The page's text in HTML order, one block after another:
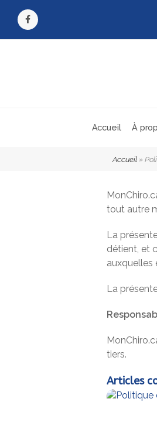
Facebook
Accueil À
Accueil »
tout autre
La
détient, et
auxquelles
La
tiers.
Articles